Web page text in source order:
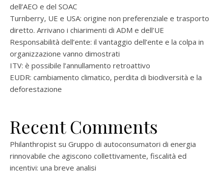
dell’AEO e del SOAC
Turnberry, UE e USA: origine non preferenziale e trasporto
diretto. Arrivano i chiarimenti di ADM e dell’UE
Responsabilità dell’ente: il vantaggio dell’ente e la colpa in
organizzazione vanno dimostrati
ITV: è possibile l’annullamento retroattivo
EUDR: cambiamento climatico, perdita di biodiversità e la
deforestazione
Recent Comments
Philanthropist su Gruppo di autoconsumatori di energia
rinnovabile che agiscono collettivamente, fiscalità ed
incentivi: una breve analisi